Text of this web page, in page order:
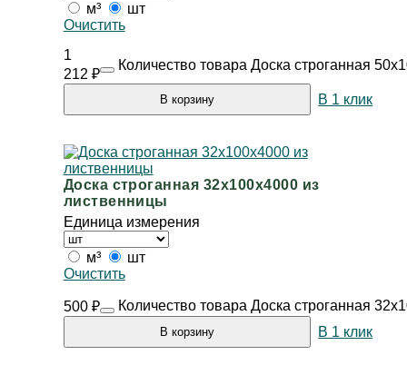
м³
шт
Очистить
1
212 ₽
Количество товара Доска строганная
В корзину В 1 клик
Доска строганная 32х100х4000 из
лиственницы
Единица измерения
м³
шт
Очистить
500 ₽ Количество товара Доска строганная
В корзину В 1 клик